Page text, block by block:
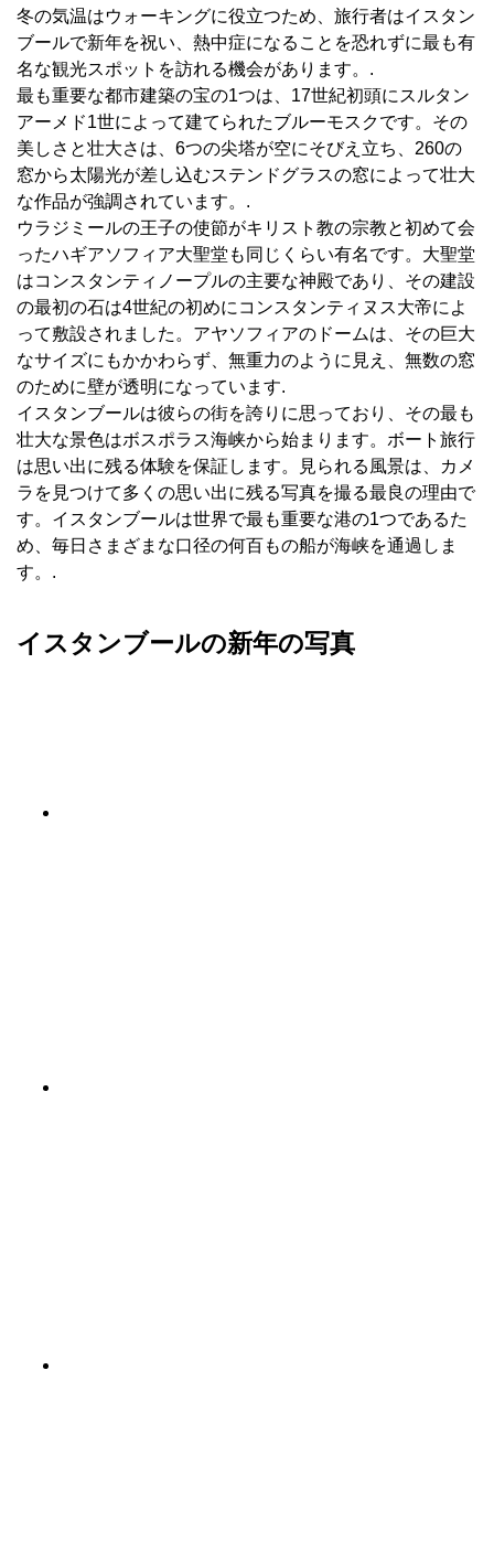
冬の気温はウォーキングに役立つため、旅行者はイスタン
ブールで新年を祝い、熱中症になることを恐れずに最も有
名な観光スポットを訪れる機会があります。.
最も重要な都市建築の宝の1つは、17世紀初頭にスルタン
アーメド1世によって建てられたブルーモスクです。その
美しさと壮大さは、6つの尖塔が空にそびえ立ち、260の
窓から太陽光が差し込むステンドグラスの窓によって壮大
な作品が強調されています。.
ウラジミールの王子の使節がキリスト教の宗教と初めて会
ったハギアソフィア大聖堂も同じくらい有名です。大聖堂
はコンスタンティノープルの主要な神殿であり、その建設
の最初の石は4世紀の初めにコンスタンティヌス大帝によ
って敷設されました。アヤソフィアのドームは、その巨大
なサイズにもかかわらず、無重力のように見え、無数の窓
のために壁が透明になっています.
イスタンブールは彼らの街を誇りに思っており、その最も
壮大な景色はボスポラス海峡から始まります。ボート旅行
は思い出に残る体験を保証します。見られる風景は、カメ
ラを見つけて多くの思い出に残る写真を撮る最良の理由で
す。イスタンブールは世界で最も重要な港の1つであるた
め、毎日さまざまな口径の何百もの船が海峡を通過しま
す。.
イスタンブールの新年の写真